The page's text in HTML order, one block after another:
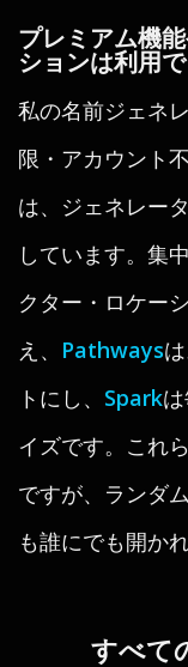
プレミアム機
ションは利用
私の名前ジェネ
限・アカウント
は、ジェネレー
しています。集
クター・ロケー
え、 Pathways
トにし、 Spark
イズです。これ
ですが、ランダ
も誰にでも開か
すべて